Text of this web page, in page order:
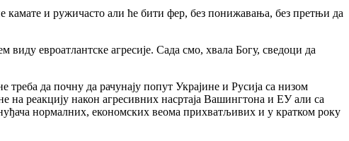
камате и ружичасто али ће бити фер, без понижавања, без претњи да
евроатлантске агресије. Сада смо, хвала Богу, сведоци да
да почну да рачунају попут Украјине и Русија са низом
на реакцију након агресивних насртаја Вашингтона и ЕУ али са
нормалних, економских веома прихватљивих и у кратком року